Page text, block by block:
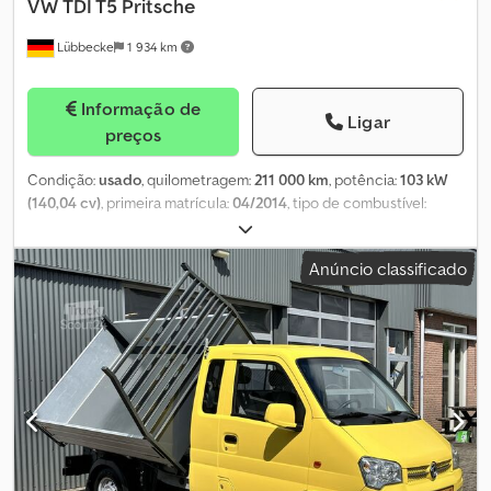
Lübbecke 1 934 km
VWTDI T5 Pritsche
Informação de
preços
Ligar
Condição:usado, quilometragem:211 000 km, potência:103 kW
(140,04 cv), primeira matrícula:04/2014, tipo de combustível:
branco
mecânico, classe de emissão:Euro 5, número de lugares:5, Ano
de fabrico:2014 , Equipamento:
ABS, EBS (Sistema de Travagem
Electrónico), acoplamento de reboque, aquecedor de assento,
ar condicionado, computador de bordo, controlo de
velocidade de cruzeiro, direção assistida, fecho centralizado,
programa eletrónico de estabilidade (ESP), = Opções e
acessórios adicionais = - Visor = Mais informações = Número de
cilindros: 4 GVW: 3.500 kg Csdpfx Asxt Tfdoqtsrf Preço de venda:
€ 9.999, US$ 11.650 IVA/margem: IVA elegível
Anúncio classificado